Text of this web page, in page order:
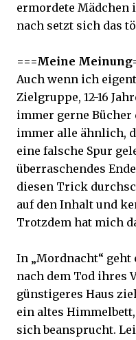
ermordete Mädchen
nach setzt sich das
===Meine
Auch wenn ich
Zielgruppe, 12-16
immer gerne Bücher
immer alle ähnlich,
eine falsche Spur
überraschendes
diesen Trick
auf den Inhalt und
Trotzdem hat mich
In „Mordnacht“ geht
nach dem Tod ihres
günstigeres Haus
ein altes
sich beansprucht.